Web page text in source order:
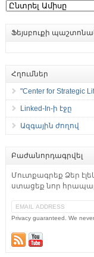
Արխիվ
Ֆեյսբուքի
Հղումներ
"Center for Strategic
Linked-In-ի էջը
Ազգային ժողով
Բաժանորդագրվել
Մուտքագրեք Ձեր
ստացեք նոր
Privacy guaranteed. We